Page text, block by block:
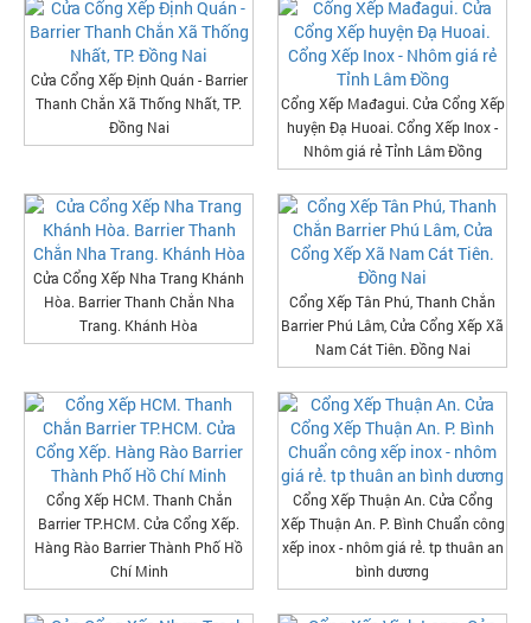
Cửa Cổng Xếp Định Quán - Barrier
Thanh Chắn Xã Thống Nhất, TP.
Đồng Nai
Cổng Xếp Mađagui. Cửa Cổng Xếp
huyện Đạ Huoai. Cổng Xếp Inox -
Nhôm giá rẻ Tỉnh Lâm Đồng
Cửa Cổng Xếp Nha Trang Khánh
Hòa. Barrier Thanh Chắn Nha
Trang. Khánh Hòa
Cổng Xếp Tân Phú, Thanh Chắn
Barrier Phú Lâm, Cửa Cổng Xếp Xã
Nam Cát Tiên. Đồng Nai
Cổng Xếp HCM. Thanh Chắn
Barrier TP.HCM. Cửa Cổng Xếp.
Hàng Rào Barrier Thành Phố Hồ
Chí Minh
Cổng Xếp Thuận An. Cửa Cổng
Xếp Thuận An. P. Bình Chuẩn công
xếp inox - nhôm giá rẻ. tp thuân an
bình dương